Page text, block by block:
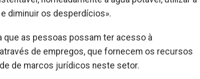
diminuir os desperdícios».
que as pessoas possam ter acesso à
de empregos, que fornecem os recursos
de marcos jurídicos neste setor.